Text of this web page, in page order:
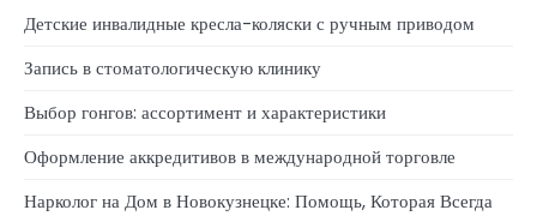
Детские инвалидные кресла-коляски с ручным приводом
Запись в стоматологическую клинику
Выбор гонгов: ассортимент и характеристики
Оформление аккредитивов в международной торговле
Нарколог на Дом в Новокузнецке: Помощь, Которая Всегда